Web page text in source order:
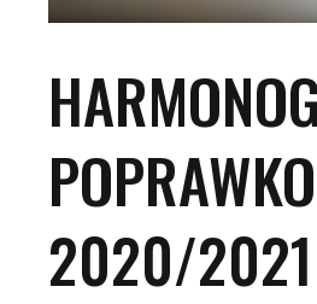
2020/2021